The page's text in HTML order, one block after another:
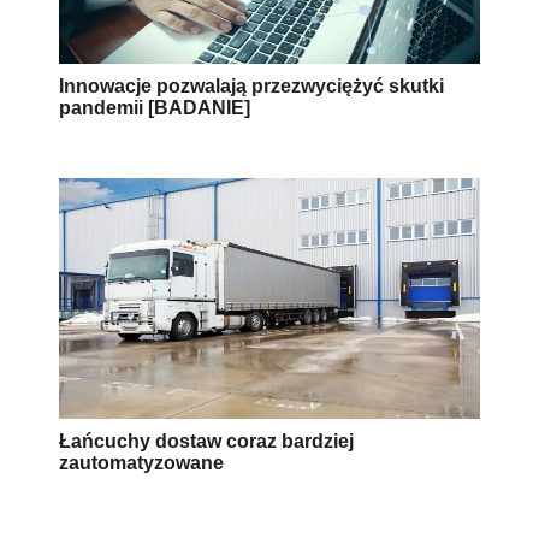
Innowacje pozwalają przezwyciężyć skutki
pandemii [BADANIE]
Łańcuchy dostaw coraz bardziej
zautomatyzowane